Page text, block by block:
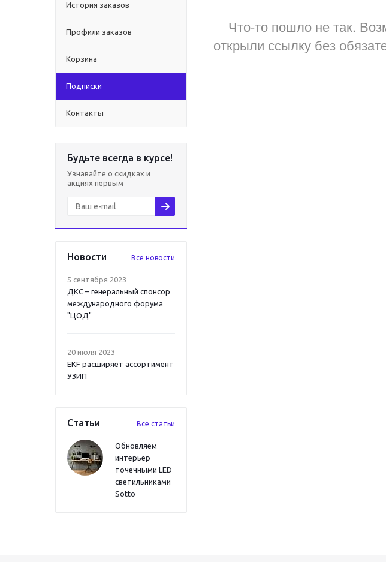
История заказов
Профили заказов
Корзина
Подписки
Контакты
Будьте всегда в курсе!
Узнавайте о скидках и
акциях первым
Новости Все новости
5 сентября 2023
ДКС – генеральный спонсор
международного форума
"ЦОД"
20 июля 2023
EKF расширяет ассортимент
УЗИП
Статьи Все статьи
Обновляем
интерьер
точечными LED
светильниками
Sotto
Что-то пошло не так.
открыли ссылку без